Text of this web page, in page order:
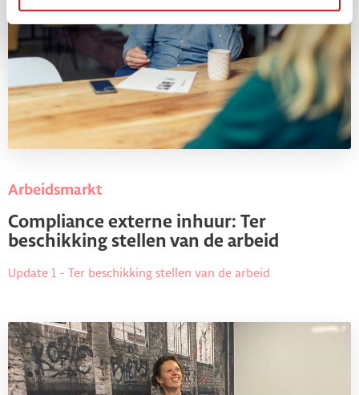
Arbeidsmarkt
Compliance externe inhuur: Ter
beschikking stellen van de arbeid
Update 1 - Ter beschikking stellen van de arbeid